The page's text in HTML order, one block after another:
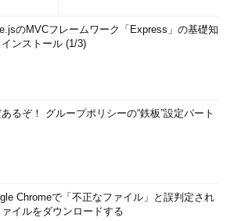
である。
ときに表示される「新
と、新しいタブ・ペ
ォルトでは）10個の
が表示される。
（favicon）。
長いほど、よく使われ
ンに基づいて決めら
意味はない。
スを移動させると、
表示される。そのまま
かれるし、コンテキス
のMVCフレームワーク「Express」の基礎知
ンストール (1/3)
あるぞ！ グループポリシーの“鉄板”設定パート
Chromeで「不正なファイル」と誤判定され
ァイルをダウンロードする